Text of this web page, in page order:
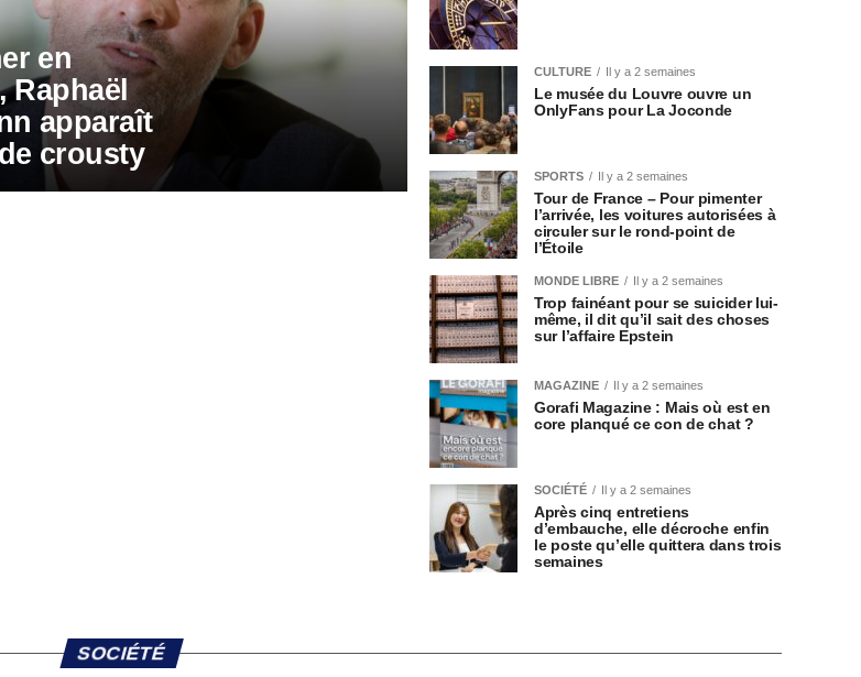
en
Raphaël
apparaît
crousty
CULTURE Il y a 2 semaines
Le musée du Louvre ouvre un
OnlyFans pour La Joconde
SPORTS Il y a 2 semaines
Tour de France – Pour pimenter
l’arrivée, les voitures autorisées à
circuler sur le rond-point de
l’Étoile
MONDE LIBRE Il y a 2 semaines
Trop fainéant pour se suicider lui-
même, il dit qu’il sait des choses
sur l’affaire Epstein
MAGAZINE Il y a 2 semaines
Gorafi Magazine : Mais où est en
core planqué ce con de chat ?
SOCIÉTÉ Il y a 2 semaines
Après cinq entretiens
d’embauche, elle décroche enfin
le poste qu’elle quittera dans trois
semaines
SOCIÉTÉ